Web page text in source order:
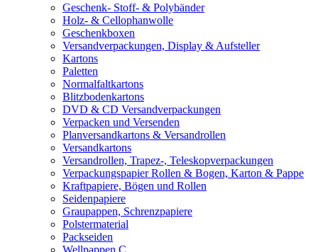
Geschenk- Stoff- & Polybänder
Holz- & Cellophanwolle
Geschenkboxen
Versandverpackungen, Display & Aufsteller
Kartons
Paletten
Normalfaltkartons
Blitzbodenkartons
DVD & CD Versandverpackungen
Verpacken und Versenden
Planversandkartons & Versandrollen
Versandkartons
Versandrollen, Trapez-, Teleskopverpackungen
Verpackungspapier Rollen & Bogen, Karton & Pappe
Kraftpapiere, Bögen und Rollen
Seidenpapiere
Graupappen, Schrenzpapiere
Polstermaterial
Packseiden